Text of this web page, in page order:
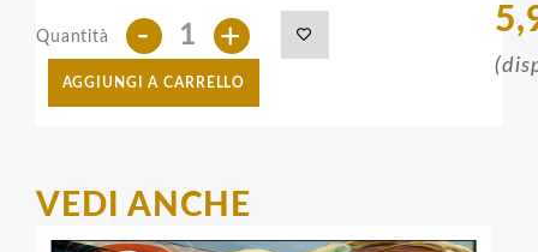
Quantità - +
AGGIUNGI A CARRELLO
VEDI ANCHE